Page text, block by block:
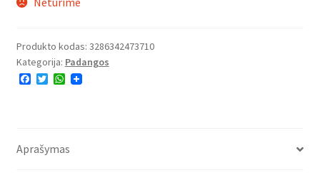
Produkto kodas: 3286342473710
Kategorija: Padangos
F
o
T
r
W
p
Aprašymas